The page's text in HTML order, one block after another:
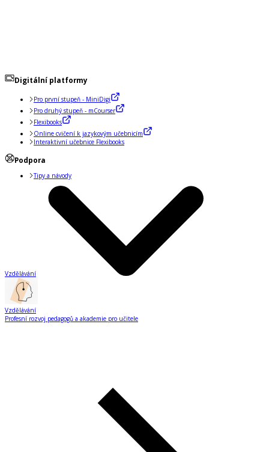
Digitální platformy
Pro první stupeň - MiniDigi
Pro druhý stupeň - mCourser
Flexibooks
Online cvičení k jazykovým učebnicím
Interaktivní učebnice Flexibooks
Podpora
Tipy a návody
Vzdělávání
Vzdělávání
Profesní rozvoj pedagogů a akademie pro učitele